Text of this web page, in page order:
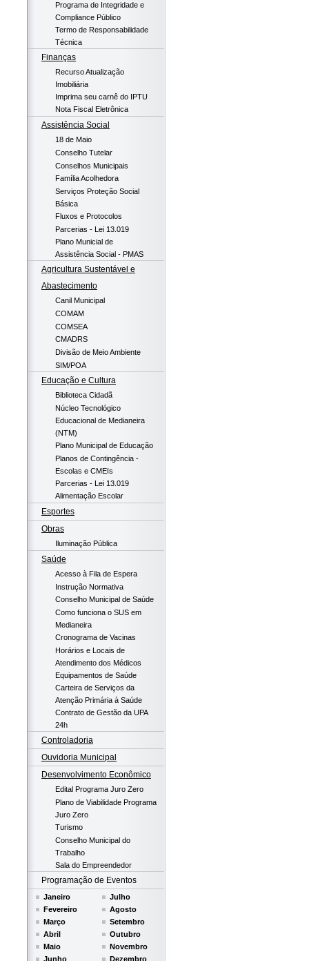
Programa de Integridade e
Compliance Público
Termo de Responsabilidade
Técnica
Finanças
Recurso Atualização
Imobiliária
Imprima seu carnê do IPTU
Nota Fiscal Eletrônica
Assistência Social
18 de Maio
Conselho Tutelar
Conselhos Municipais
Família Acolhedora
Serviços Proteção Social
Básica
Fluxos e Protocolos
Parcerias - Lei 13.019
Plano Municial de
Assistência Social - PMAS
Agricultura Sustentável e
Abastecimento
Canil Municipal
COMAM
COMSEA
CMADRS
Divisão de Meio Ambiente
SIM/POA
Educação e Cultura
Biblioteca Cidadã
Núcleo Tecnológico
Educacional de Medianeira
(NTM)
Plano Municipal de Educação
Planos de Contingência -
Escolas e CMEIs
Parcerias - Lei 13.019
Alimentação Escolar
Esportes
Obras
Iluminação Pública
Saúde
Acesso à Fila de Espera
Instrução Normativa
Conselho Municipal de Saúde
Como funciona o SUS em
Medianeira
Cronograma de Vacinas
Horários e Locais de
Atendimento dos Médicos
Equipamentos de Saúde
Carteira de Serviços da
Atenção Primária à Saúde
Contrato de Gestão da UPA
24h
Controladoria
Ouvidoria Municipal
Desenvolvimento Econômico
Edital Programa Juro Zero
Plano de Viabilidade Programa
Juro Zero
Turismo
Conselho Municipal do
Trabalho
Sala do Empreendedor
Programação de Eventos
Janeiro
Fevereiro
Março
Abril
Maio
Junho
Julho
Agosto
Setembro
Outubro
Novembro
Dezembro